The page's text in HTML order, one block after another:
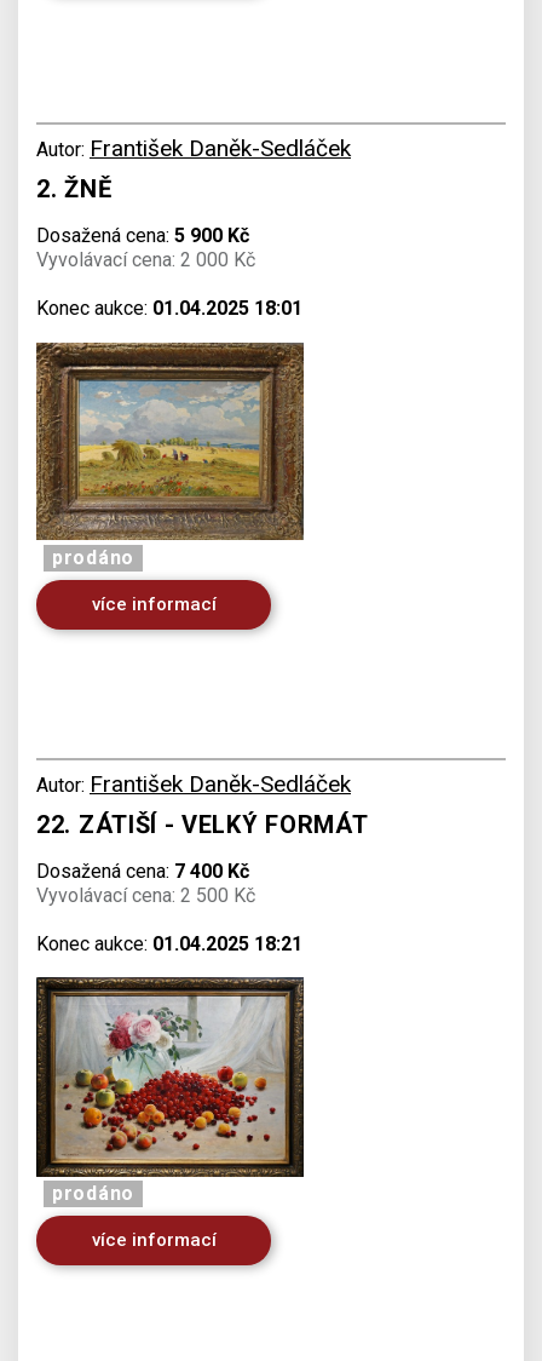
Autor: František Daněk-Sedláček
2. ŽNĚ
Dosažená cena: 5 900 Kč
Vyvolávací cena: 2 000 Kč
Konec aukce: 01.04.2025 18:01
prodáno
více informací
Autor: František Daněk-Sedláček
22. ZÁTIŠÍ - VELKÝ FORMÁT
Dosažená cena: 7 400 Kč
Vyvolávací cena: 2 500 Kč
Konec aukce: 01.04.2025 18:21
prodáno
více informací